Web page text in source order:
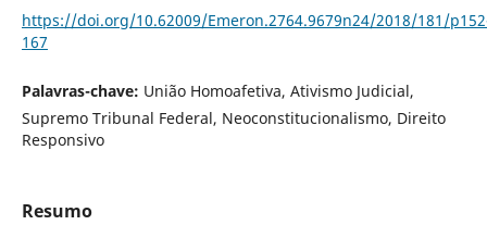
https://doi.org/10.62009/Emeron.2764.9679n24/2018/181/
167
Palavras-chave: União Homoafetiva, Ativismo Judicial,
Supremo Tribunal Federal, Neoconstitucionalismo, Direito
Responsivo
Resumo